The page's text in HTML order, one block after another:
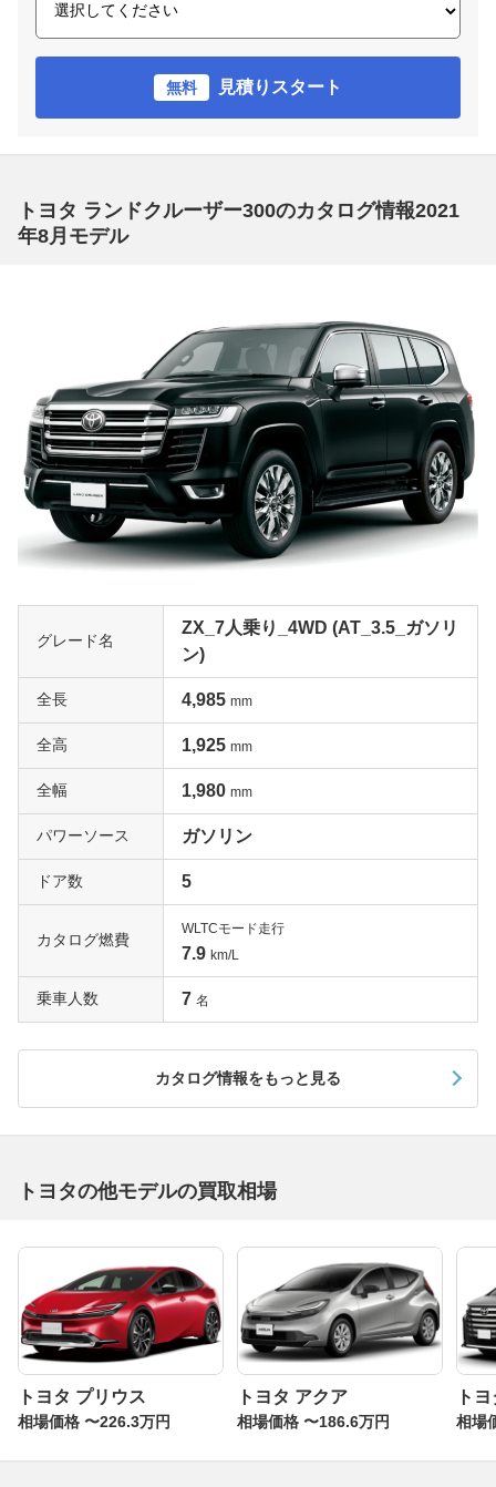
無料 見積りスタート
トヨタ ランドクルーザー300のカタログ情報2021
年8月モデル
グレード名
ZX_7人乗り_4WD (AT_3.5_ガソリ
ン)
全長 4,985 mm
全高 1,925 mm
全幅 1,980 mm
パワーソース ガソリン
ドア数 5
カタログ燃費
WLTCモード走行
7.9 km/L
乗車人数 7 名
カタログ情報をもっと見る
トヨタの他モデルの買取相場
トヨタ プリウス
相場価格 〜226.3万円
トヨタ アクア
相場価格 〜186.6万円
ト
相場